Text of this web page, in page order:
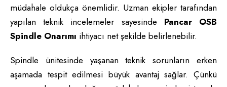
müdahale oldukça önemlidir. Uzman ekipler tarafından
yapılan teknik incelemeler sayesinde Pancar OSB
Spindle Onarımı ihtiyacı net şekilde belirlenebilir.
Spindle ünitesinde yaşanan teknik sorunların erken
aşamada tespit edilmesi büyük avantaj sağlar. Çünkü